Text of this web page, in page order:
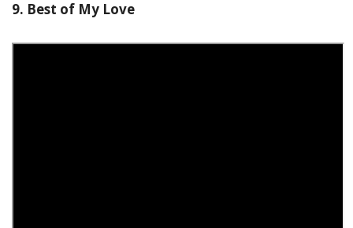
9. Best of My Love